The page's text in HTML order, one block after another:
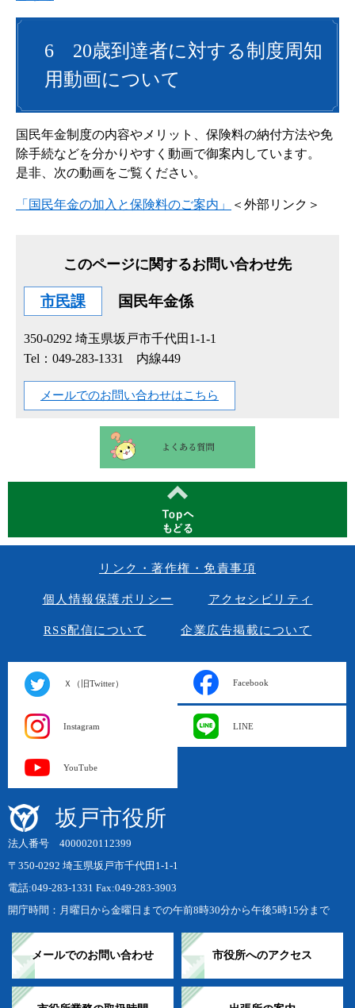
6 20歳到達者に対する制度周知
用動画について
国民年金制度の内容やメリット、保険料の納付方法や免
除手続などを分かりやすく動画で御案内しています。
是非、次の動画をご覧ください。
「国民年金の加入と保険料のご案内」 ＜外部リンク＞
このページに関するお問い合わせ先
市民課 国民年金係
350-0292 埼玉県坂戸市千代田1-1-1
Tel：049-283-1331 内線449
メールでのお問い合わせはこちら
リンク・著作権・免責事項
個人情報保護ポリシー アクセシビリティ
RSS配信について 企業広告掲載について
Ｘ（旧Twitter） Facebook
Instagram LINE
YouTube
坂戸市役所
法人番号 4000020112399
〒350-0292 埼玉県坂戸市千代田1-1-1
電話:049-283-1331 Fax:049-283-3903
開庁時間：月曜日から金曜日までの午前8時30分から午後5時15分まで
メールでのお問い合わせ 市役所へのアクセス